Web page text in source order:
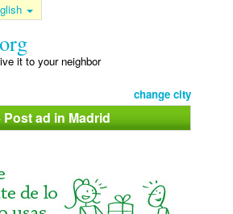
it to your neighbor
change city
Post ad in Madrid